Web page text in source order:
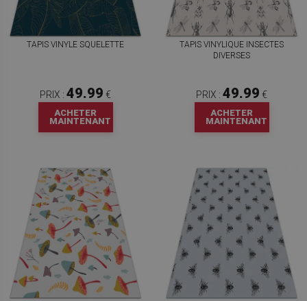
TAPIS VINYLE SQUELETTE
PRIX : 49.99 €
ACHETER
MAINTENANT
TAPIS VINYLIQUE INSECTES
DIVERSES
PRIX : 49.99 €
ACHETER
MAINTENANT